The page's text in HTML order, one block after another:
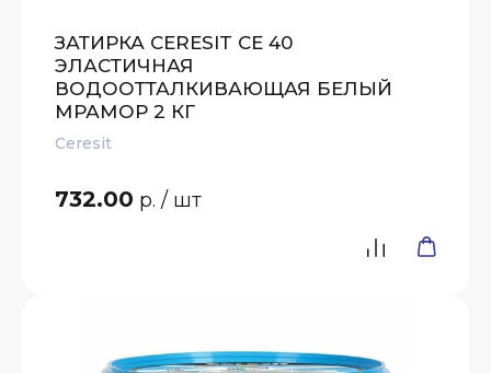
ЗАТИРКА CERESIT CE 40
ЭЛАСТИЧНАЯ
ВОДООТТАЛКИВАЮЩАЯ БЕЛЫЙ
МРАМОР 2 КГ
Ceresit
732.00 р. / шт